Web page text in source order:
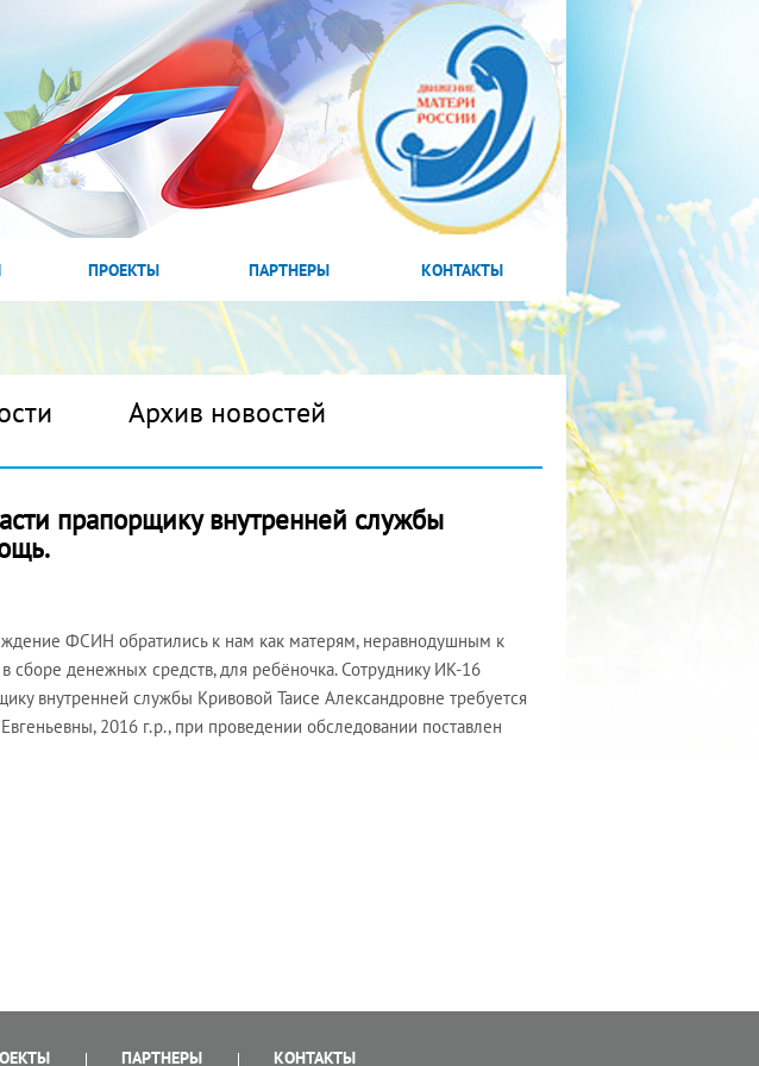
ПРОЕКТЫ ПАРТНЕРЫ КОНТАКТЫ
Архив новостей
прапорщику внутренней службы
ФСИН обратились к нам как матерям, неравнодушным к
сборе денежных средств, для ребёночка. Сотруднику ИК-16
внутренней службы Кривовой Таисе Александровне требуется
2016 г.р., при проведении обследовании поставлен
ПАРТНЕРЫ КОНТАКТЫ